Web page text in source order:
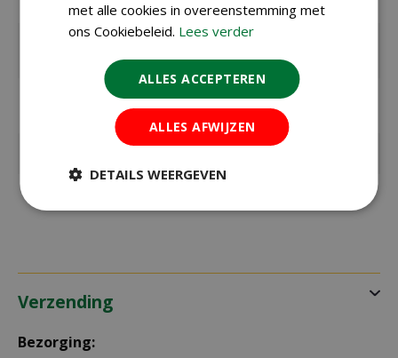
Bloeitijd / juli t/m oktober
max. hoogte 45 cm
Verzending
Bezorging:
met alle cookies in overeenstemming met
ons Cookiebeleid. Lees verder
ALLES ACCEPTEREN
ALLES AFWIJZEN
DETAILS WEERGEVEN